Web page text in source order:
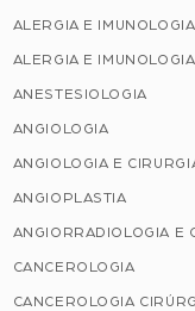
ALERGIA E IMUNOLOGIA
ALERGIA E
ANESTESIOLOGIA
ANGIOLOGIA
ANGIOLOGIA E
ANGIOPLASTIA
ANGIORRADIOLOGIA E
CANCEROLOGIA
CANCEROLOGIA